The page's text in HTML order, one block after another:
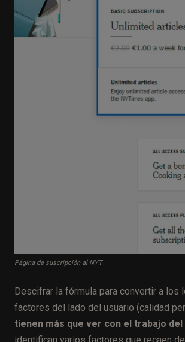
Página de suscripción al NYT
Descifrar la fórmula para convertir a
factores del lado del usuario (calidad
tienen más que ver con el trabajo
identifican varios factores que recaen